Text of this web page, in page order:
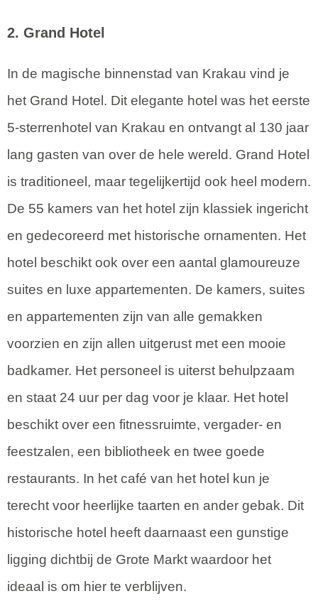
2. Grand Hotel
In de magische binnenstad van Krakau vind je
het Grand Hotel. Dit elegante hotel was het eerste
5-sterrenhotel van Krakau en ontvangt al 130 jaar
lang gasten van over de hele wereld. Grand Hotel
is traditioneel, maar tegelijkertijd ook heel modern.
De 55 kamers van het hotel zijn klassiek ingericht
en gedecoreerd met historische ornamenten. Het
hotel beschikt ook over een aantal glamoureuze
suites en luxe appartementen. De kamers, suites
en appartementen zijn van alle gemakken
voorzien en zijn allen uitgerust met een mooie
badkamer. Het personeel is uiterst behulpzaam
en staat 24 uur per dag voor je klaar. Het hotel
beschikt over een fitnessruimte, vergader- en
feestzalen, een bibliotheek en twee goede
restaurants. In het café van het hotel kun je
terecht voor heerlijke taarten en ander gebak. Dit
historische hotel heeft daarnaast een gunstige
ligging dichtbij de Grote Markt waardoor het
ideaal is om hier te verblijven.